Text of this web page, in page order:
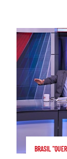
BRASIL